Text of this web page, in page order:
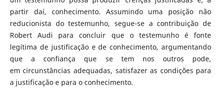
partir daí, conhecimento. Assumindo uma posição não
reducionista do testemunho, segue-se a contribuição de
Robert Audi para concluir que o testemunho é fonte
legítima de justificação e de conhecimento, argumentando
que a confiança que se tem nos outros pode,
em circunstâncias adequadas, satisfazer as condições para
a justificação e para o conhecimento.